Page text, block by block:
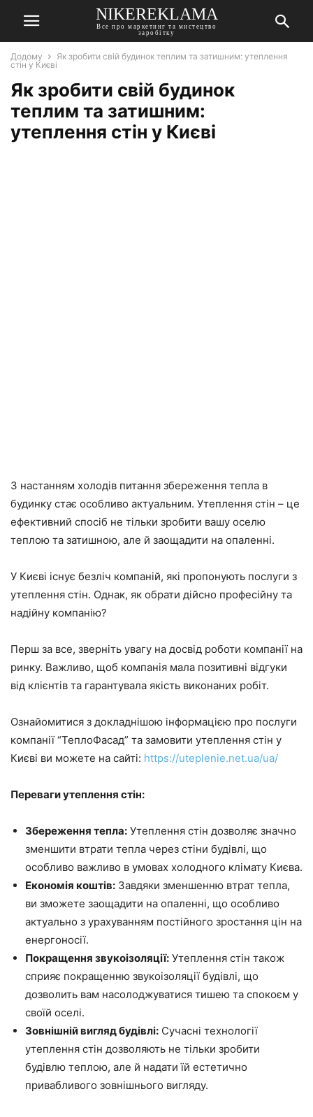
NIKEREKLAMA
Все про маркетинг та мистецтво
заробітку
Додому
Як зробити свій будинок теплим та затишним: утеплення
стін у Києві
Як зробити свій будинок
теплим та затишним:
утеплення стін у Києві
З настанням холодів питання збереження тепла в
будинку стає особливо актуальним. Утеплення стін – це
ефективний спосіб не тільки зробити вашу оселю
теплою та затишною, але й заощадити на опаленні.
У Києві існує безліч компаній, які пропонують послуги з
утеплення стін. Однак, як обрати дійсно професійну та
надійну компанію?
Перш за все, зверніть увагу на досвід роботи компанії на
ринку. Важливо, щоб компанія мала позитивні відгуки
від клієнтів та гарантувала якість виконаних робіт.
Ознайомитися з докладнішою інформацією про послуги
компанії “ТеплоФасад” та замовити утеплення стін у
Києві ви можете на сайті: https://uteplenie.net.ua/ua/
Переваги утеплення стін:
Збереження тепла: Утеплення стін дозволяє значно
зменшити втрати тепла через стіни будівлі, що
особливо важливо в умовах холодного клімату Києва.
Економія коштів: Завдяки зменшенню втрат тепла,
ви зможете заощадити на опаленні, що особливо
актуально з урахуванням постійного зростання цін на
енергоносії.
Покращення звукоізоляції: Утеплення стін також
сприяє покращенню звукоізоляції будівлі, що
дозволить вам насолоджуватися тишею та спокоєм у
своїй оселі.
Зовнішній вигляд будівлі: Сучасні технології
утеплення стін дозволяють не тільки зробити
будівлю теплою, але й надати їй естетично
привабливого зовнішнього вигляду.